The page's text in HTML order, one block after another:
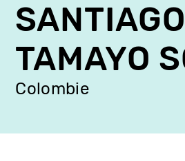
contenu
principal
SANTIAGO
TAMAYO
Colombie